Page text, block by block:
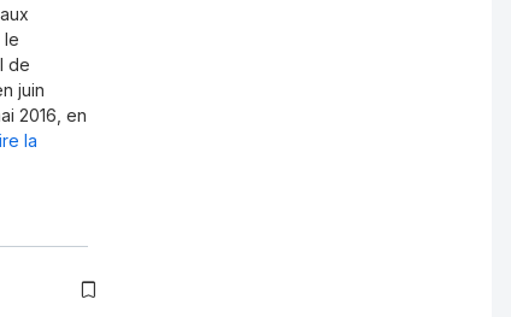
le
de
juin
2016, en
la